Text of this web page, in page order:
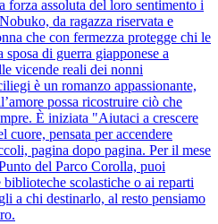
forza assoluta del loro sentimento i
da ragazza riservata e
che con fermezza protegge chi le
di guerra giapponese a
vicende reali dei nonni
è un romanzo appassionante,
possa ricostruire ciò che
È iniziata "Aiutaci a crescere
pensata per accendere
pagina dopo pagina. Per il mese
del Parco Corolla, puoi
scolastiche o ai reparti
a chi destinarlo, al resto pensiamo